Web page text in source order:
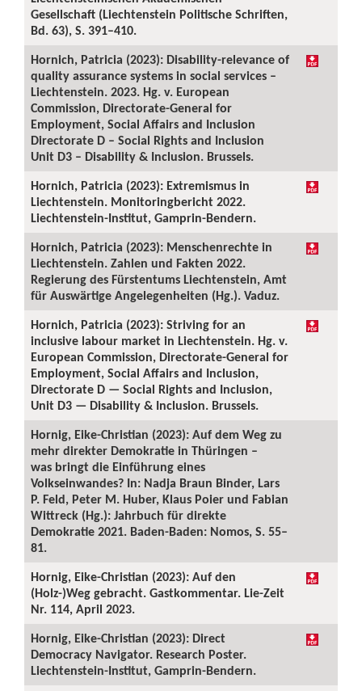
Gesellschaft (Liechtenstein Politische Schriften,
Bd. 63), S. 391–410.
Hornich, Patricia (2023): Disability-relevance of
quality assurance systems in social services –
Liechtenstein. 2023. Hg. v. European
Commission, Directorate-General for
Employment, Social Affairs and Inclusion
Directorate D – Social Rights and Inclusion
Unit D3 – Disability & Inclusion. Brussels.
Hornich, Patricia (2023): Extremismus in
Liechtenstein. Monitoringbericht 2022.
Liechtenstein-Institut, Gamprin-Bendern.
Hornich, Patricia (2023): Menschenrechte in
Liechtenstein. Zahlen und Fakten 2022.
Regierung des Fürstentums Liechtenstein, Amt
für Auswärtige Angelegenheiten (Hg.). Vaduz.
Hornich, Patricia (2023): Striving for an
inclusive labour market in Liechtenstein. Hg. v.
European Commission, Directorate-General for
Employment, Social Affairs and Inclusion,
Directorate D — Social Rights and Inclusion,
Unit D3 — Disability & Inclusion. Brussels.
Hornig, Eike-Christian (2023): Auf dem Weg zu
mehr direkter Demokratie in Thüringen –
was bringt die Einführung eines
Volkseinwandes? In: Nadja Braun Binder, Lars
P. Feld, Peter M. Huber, Klaus Poier und Fabian
Wittreck (Hg.): Jahrbuch für direkte
Demokratie 2021. Baden-Baden: Nomos, S. 55–
81.
Hornig, Eike-Christian (2023): Auf den
(Holz-)Weg gebracht. Gastkommentar. Lie-Zeit
Nr. 114, April 2023.
Hornig, Eike-Christian (2023): Direct
Democracy Navigator. Research Poster.
Liechtenstein-Institut, Gamprin-Bendern.